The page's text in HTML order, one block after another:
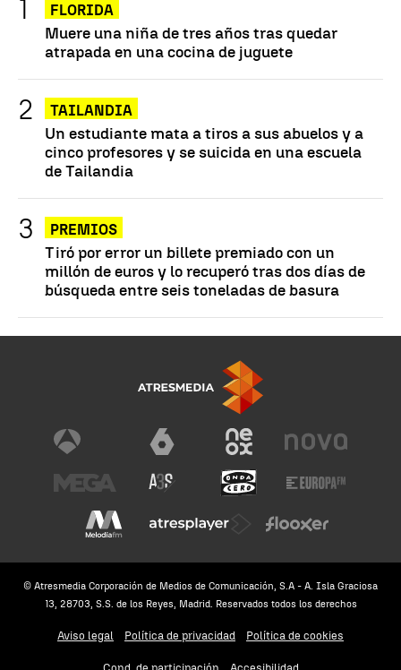
FLORIDA
Muere una niña de tres años tras quedar
atrapada en una cocina de juguete
TAILANDIA
Un estudiante mata a tiros a sus abuelos y a
cinco profesores y se suicida en una escuela
de Tailandia
PREMIOS
Tiró por error un billete premiado con un
millón de euros y lo recuperó tras dos días de
búsqueda entre seis toneladas de basura
© Atresmedia Corporación de Medios de Comunicación, S.A - A. Isla Graciosa
13, 28703, S.S. de los Reyes, Madrid. Reservados todos los derechos
Aviso legal Política de privacidad Política de cookies